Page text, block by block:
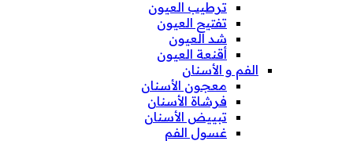
ترطيب العيون
تفتيح العيون
شد العيون
أقنعة العيون
الفم و الأسنان
معجون الأسنان
فرشاة الأسنان
تبييض الأسنان
غسول الفم